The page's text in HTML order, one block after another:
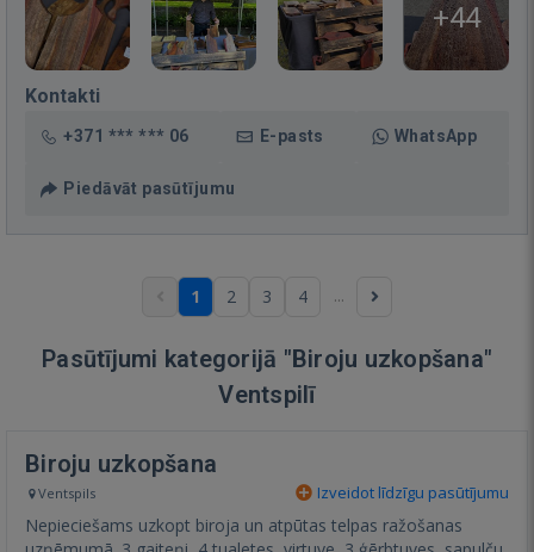
+44
Kontakti
+371 *** *** 06 E-pasts WhatsApp
Piedāvāt pasūtījumu
1 2 3 4 ...
Pasūtījumi kategorijā "Biroju uzkopšana"
Ventspilī
Biroju uzkopšana
Ventspils Izveidot līdzīgu pasūtījumu
Nepieciešams uzkopt biroja un atpūtas telpas ražošanas